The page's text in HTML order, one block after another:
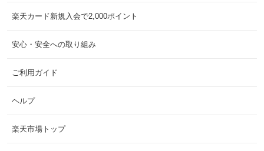
楽天カード新規入会で2,000ポイント
安心・安全への取り組み
ご利用ガイド
ヘルプ
楽天市場トップ